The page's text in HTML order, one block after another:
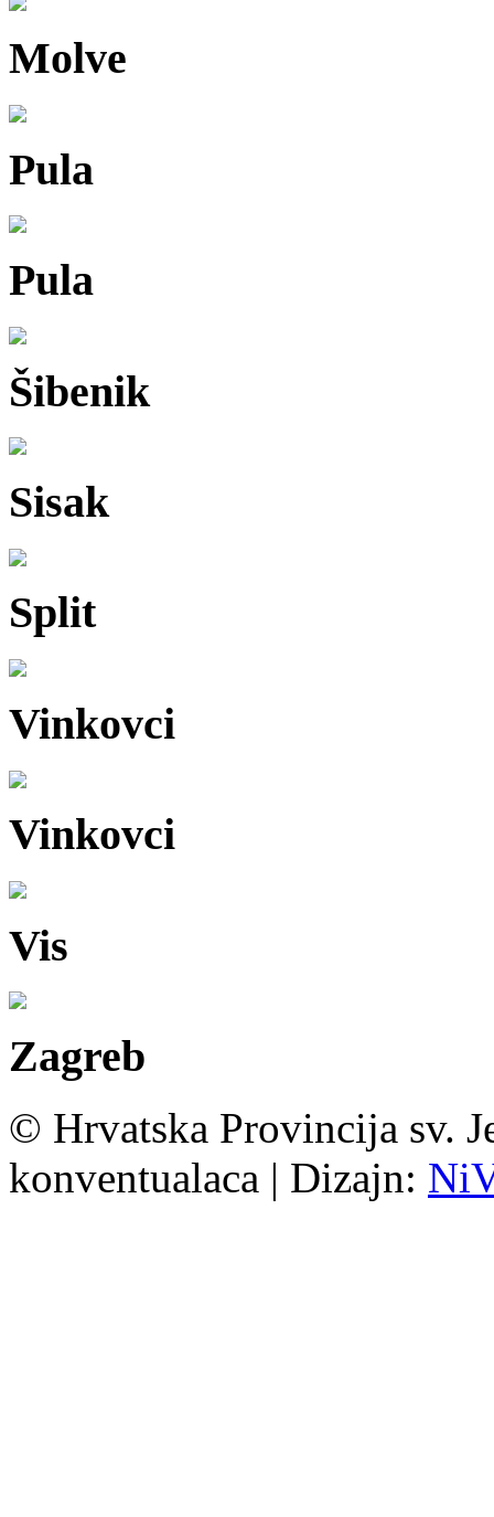
Molve
Pula
Pula
Šibenik
Sisak
Split
Vinkovci
Vinkovci
Vis
Zagreb
© Hrvatska Provincija sv.
konventualaca | Dizajn: